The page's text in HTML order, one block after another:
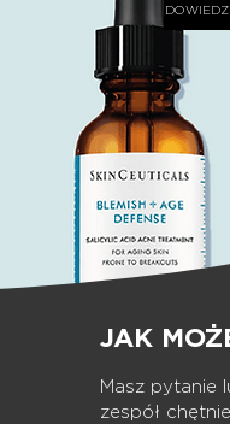
JAK
Masz pytanie
zespół